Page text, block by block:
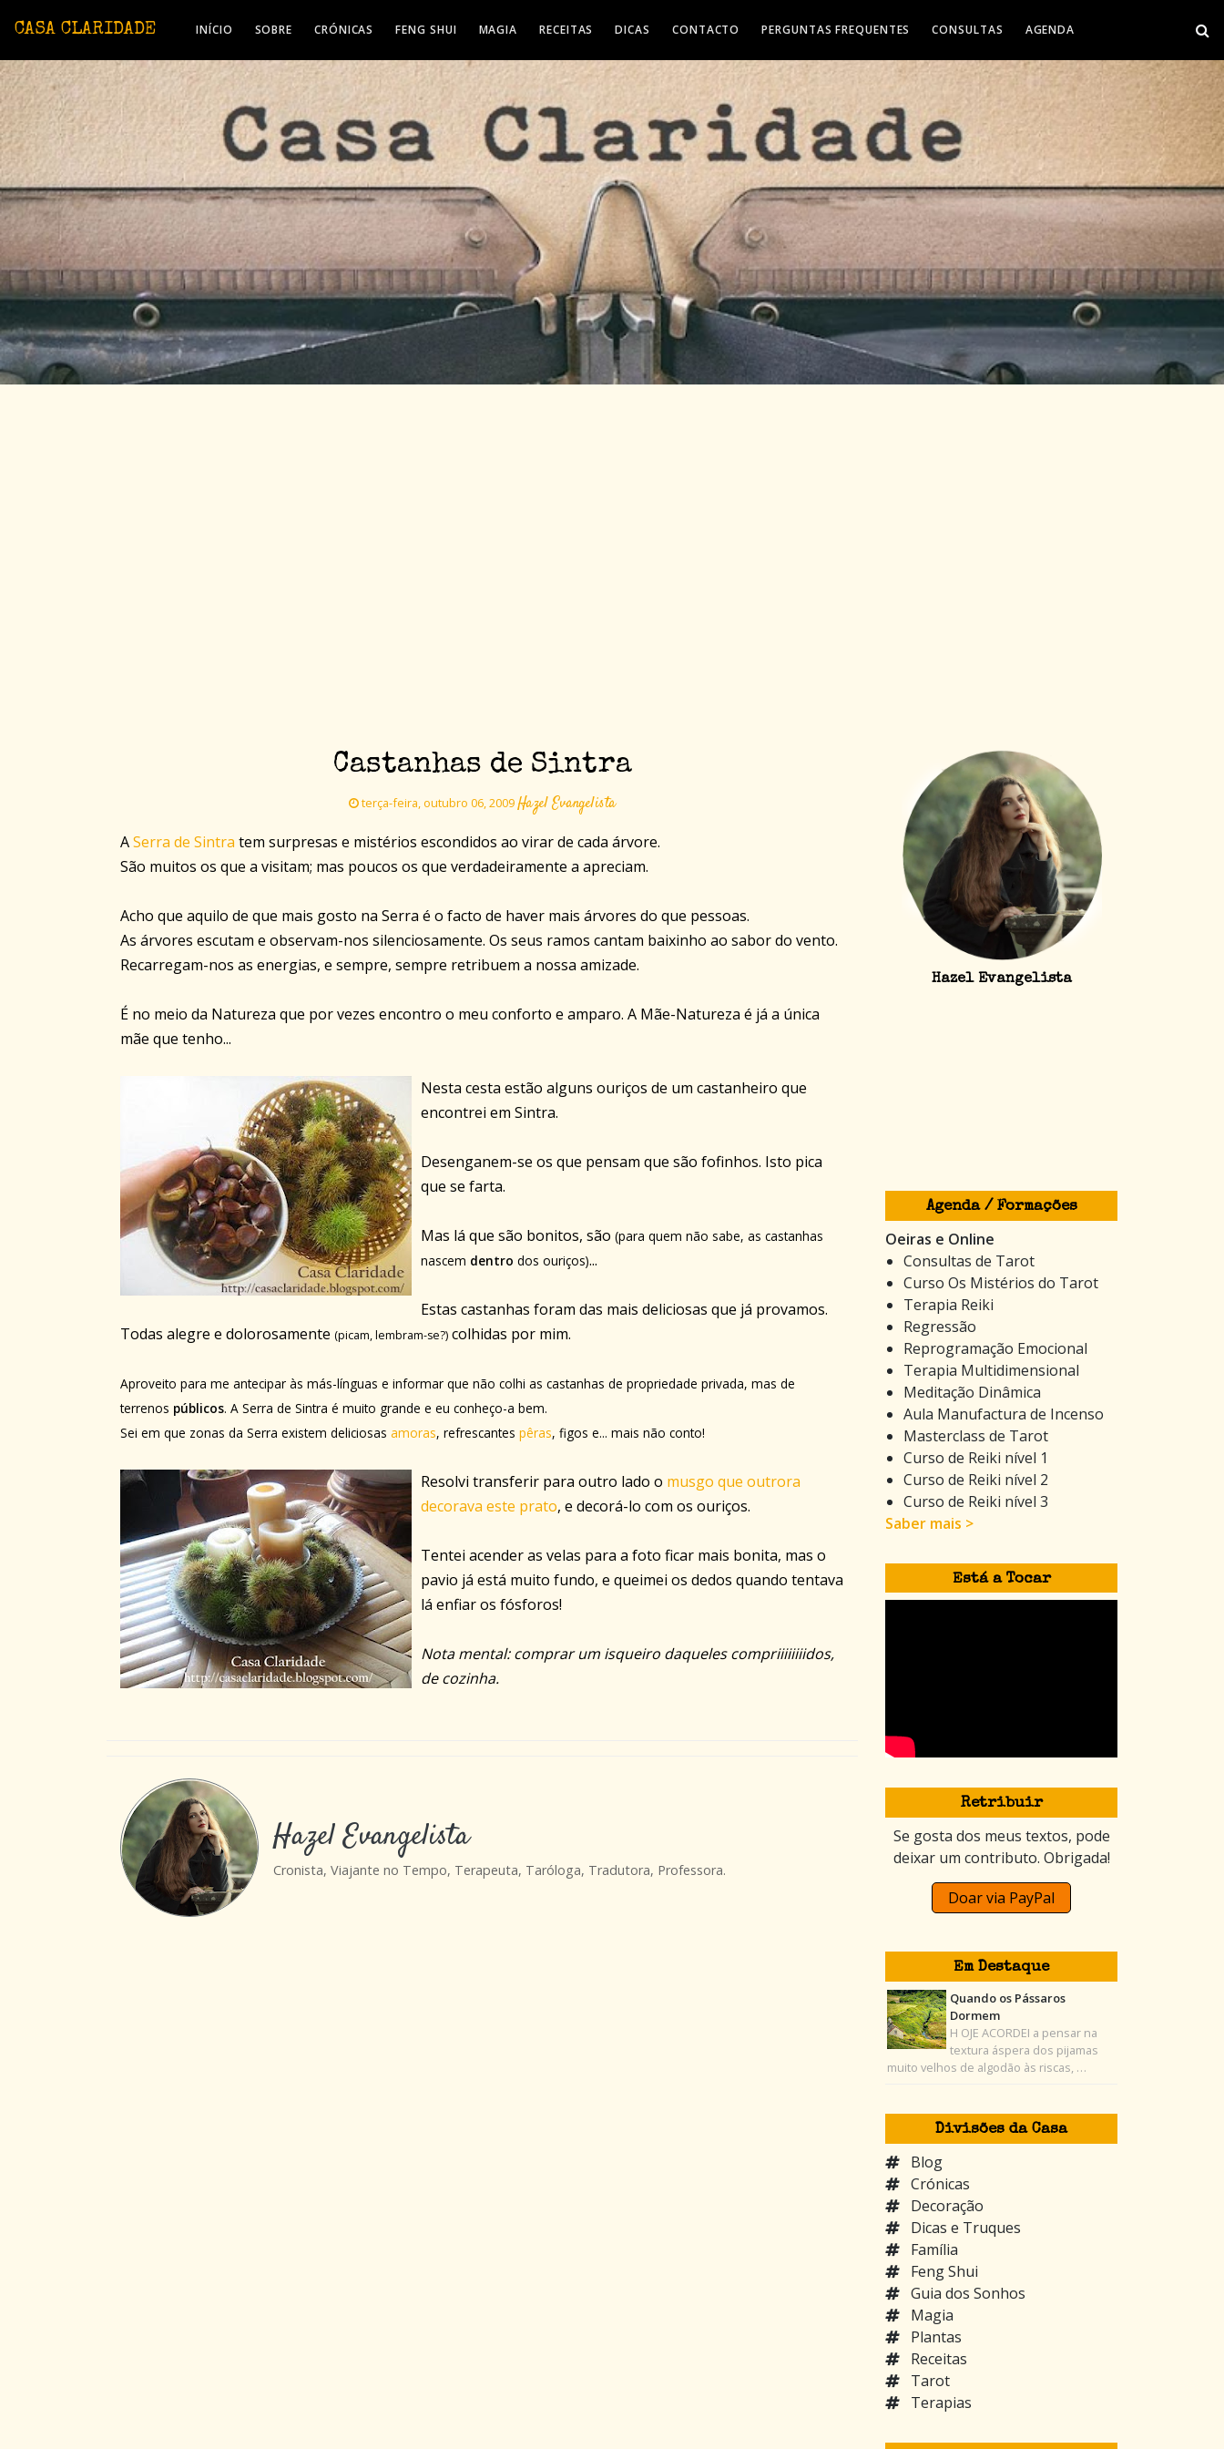
CASA CLARIDADE INÍCIO SOBRE CRÓNICAS FENG SHUI MAGIA RECEITAS DICAS CONTACTO PERGUNTAS FREQUENTES CONSULTAS AGENDA
Castanhas de Sintra
terça-feira, outubro 06, 2009Hazel Evangelista
ASerra de Sintra tem surpresas e mistérios escondidos ao virar de cada árvore.
São muitos os que a visitam; mas poucos os que verdadeiramente a apreciam.
Acho que aquilo de que mais gosto na Serra é o facto de haver mais árvores do que pessoas.
As árvores escutam e observam-nos silenciosamente. Os seus ramos cantam baixinho ao sabor do vento.
Recarregam-nos as energias, e sempre, sempre retribuem a nossa amizade.
É no meio da Natureza que por vezes encontro o meu conforto e amparo. A Mãe-Natureza é já a única
mãe que tenho...
Nesta cesta estão alguns ouriços de um castanheiro que
encontrei em Sintra.
Desenganem-se os que pensam que são fofinhos. Isto pica
que se farta.
Mas lá que são bonitos, são (para quem não sabe, as castanhas
nascem dentro dos ouriços)...
Estas castanhas foram das mais deliciosas que já provamos.
Todas alegre e dolorosamente (picam, lembram-se?) colhidas por mim.
Aproveito para me antecipar às más-línguas e informar que não colhi as castanhas de propriedade privada, mas de
terrenos públicos. A Serra de Sintra é muito grande e eu conheço-a bem.
Sei em que zonas da Serra existem deliciosas amoras, refrescantes pêras, figos e... mais não conto!
Resolvi transferir para outro lado o musgo que outrora
decorava este prato, e decorá-lo com os ouriços.
Tentei acender as velas para a foto ficar mais bonita, mas o
pavio já está muito fundo, e queimei os dedos quando tentava
lá enfiar os fósforos!
Nota mental: comprar um isqueiro daqueles compriiiiiiiidos,
de cozinha.
Hazel Evangelista
Cronista, Viajante no Tempo, Terapeuta, Taróloga, Tradutora, Professora.
Hazel Evangelista
Agenda / Formações
Oeiras e Online
Consultas de Tarot
Curso Os Mistérios do Tarot
Terapia Reiki
Regressão
Reprogramação Emocional
Terapia Multidimensional
Meditação Dinâmica
Aula Manufactura de Incenso
Masterclass de Tarot
Curso de Reiki nível 1
Curso de Reiki nível 2
Curso de Reiki nível 3
Saber mais >
Está a Tocar
Retribuir
Se gosta dos meus textos, pode
deixar um contributo. Obrigada!
Doar via PayPal
Em Destaque
Quando os Pássaros
Dormem
H OJE ACORDEI a pensar na
textura áspera dos pijamas
muito velhos de algodão às riscas, …
Divisões da Casa
Blog
Crónicas
Decoração
Dicas e Truques
Família
Feng Shui
Guia dos Sonhos
Magia
Plantas
Receitas
Tarot
Terapias